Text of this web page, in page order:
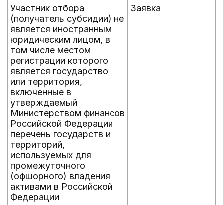
Участник отбора
(получатель субсидии) не
является иностранным
юридическим лицом, в
том числе местом
регистрации которого
является государство
или территория,
включенные в
утверждаемый
Министерством финансов
Российской Федерации
перечень государств и
территорий,
используемых для
промежуточного
(офшорного) владения
активами в Российской
Федерации
Заявка